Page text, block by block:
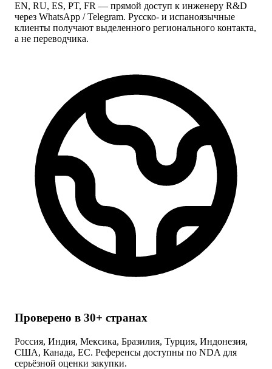
EN, RU, ES, PT, FR — прямой доступ к инженеру R&D
через WhatsApp / Telegram. Русско- и испаноязычные
клиенты получают выделенного регионального контакта,
а не переводчика.
Проверено в 30+ странах
Россия, Индия, Мексика, Бразилия, Турция, Индонезия,
США, Канада, ЕС. Референсы доступны по NDA для
серьёзной оценки закупки.